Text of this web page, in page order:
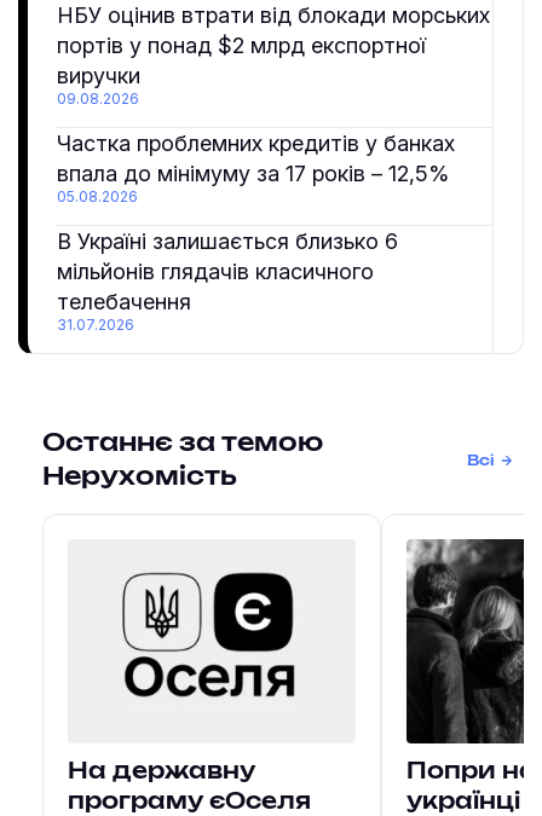
НБУ оцінив втрати від блокади морських
портів у понад $2 млрд експортної
виручки
09.08.2026
Частка проблемних кредитів у банках
впала до мінімуму за 17 років – 12,5%
05.08.2026
В Україні залишається близько 6
мільйонів глядачів класичного
телебачення
31.07.2026
Останнє за темою
Нерухомість
Всі
На державну
програму єОселя
Попри
українці